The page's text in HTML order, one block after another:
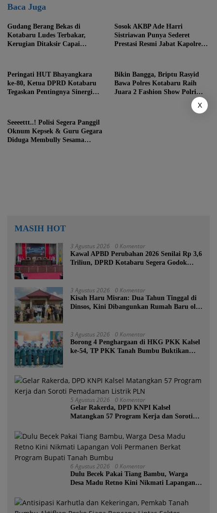
Baca Juga
Gudang Berang Bekas di
Kotabaru Ludes Terbakar,
Kerugian Ditaksir Capai
Sosok AKBP Ade Harri
Sistriawan Punya Sederet
Prestasi Resmi Jabat Kapolres
Peringati HUT Bhayangkara
ke-80, Ketua DPRD Kotabaru
Tegaskan Pentingnya Sinergi
Bikin Bangga, Briptu Rasyid
Bawa Polres Kotabaru Raih
Juara 2 Fashion Show Polri
Seeeettt..! Polisi Segera Panggil
Oknum Kepsek & Guru Gegara
Diduga Membully Sesama
MASIH HOT
3 Agustus 2026 0 Komentar
Kawal APBD Perubahan 2026 Senilai Rp 3,6
Triliun, DPRD Kotabaru Segera Godok
3 Agustus 2026 0 Komentar
Kisah Haru Misran: Dua Tahun Tinggal di
Dinsos, Kini Dibangunkan Rumah Baru oleh
3 Agustus 2026 0 Komentar
Borong 4 Penghargaan di HKG PKK Kalsel
ke-54, TP PKK Tanah Bumbu Buktikan
5 Agustus 2026 0 Komentar
Gelar Rakerda, DPD KNPI Kalsel
Matangkan 57 Program Kerja dan Soroti
6 Agustus 2026 0 Komentar
Dulu Becek Pakai Tiang Bambu, Warga
Desa Madu Retno Kini Nikmati Lapangan
Tanah Bumbu
X